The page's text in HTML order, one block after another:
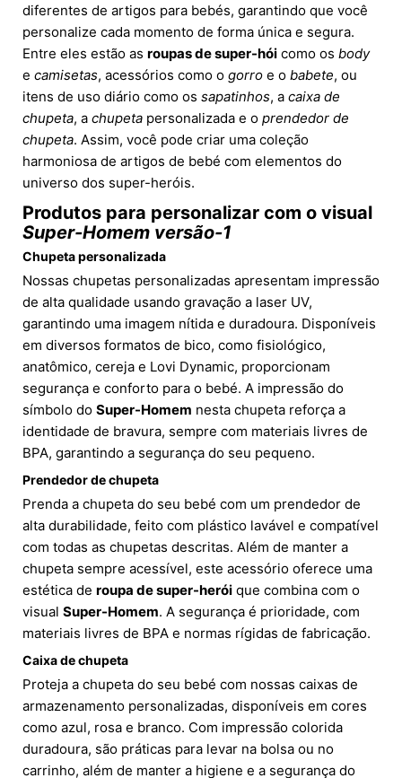
diferentes de artigos para bebés, garantindo que você
personalize cada momento de forma única e segura.
Entre eles estão as roupas de super-hói como os body
e camisetas, acessórios como o gorro e o babete, ou
itens de uso diário como os sapatinhos, a caixa de
chupeta, a chupeta personalizada e o prendedor de
chupeta. Assim, você pode criar uma coleção
harmoniosa de artigos de bebé com elementos do
universo dos super-heróis.
Produtos para personalizar com o visual
Super-Homem versão-1
Chupeta personalizada
Nossas chupetas personalizadas apresentam impressão
de alta qualidade usando gravação a laser UV,
garantindo uma imagem nítida e duradoura. Disponíveis
em diversos formatos de bico, como fisiológico,
anatômico, cereja e Lovi Dynamic, proporcionam
segurança e conforto para o bebé. A impressão do
símbolo do Super-Homem nesta chupeta reforça a
identidade de bravura, sempre com materiais livres de
BPA, garantindo a segurança do seu pequeno.
Prendedor de chupeta
Prenda a chupeta do seu bebé com um prendedor de
alta durabilidade, feito com plástico lavável e compatível
com todas as chupetas descritas. Além de manter a
chupeta sempre acessível, este acessório oferece uma
estética de roupa de super-herói que combina com o
visual Super-Homem. A segurança é prioridade, com
materiais livres de BPA e normas rígidas de fabricação.
Caixa de chupeta
Proteja a chupeta do seu bebé com nossas caixas de
armazenamento personalizadas, disponíveis em cores
como azul, rosa e branco. Com impressão colorida
duradoura, são práticas para levar na bolsa ou no
carrinho, além de manter a higiene e a segurança do